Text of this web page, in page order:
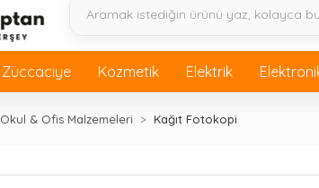
Züccaciye Kozmetik Elektrik
Okul & Ofis Malzemeleri Kağıt Fotokopi